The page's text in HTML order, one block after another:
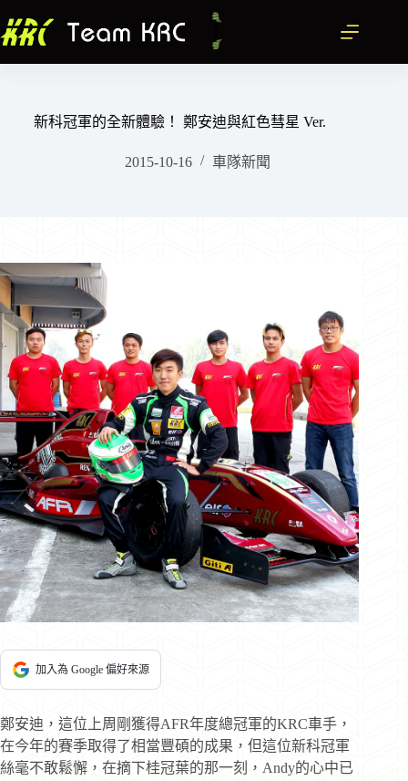
至
新科冠軍的全新體驗！ 鄭安迪與紅色彗星 Ver.
2015-10-16 車隊新聞
加入為 Google 偏好來源
鄭安迪，這位上周剛獲得AFR年度總冠軍的KRC車手，
在今年的賽季取得了相當豐碩的成果，但這位新科冠軍
絲毫不敢鬆懈，在摘下桂冠葉的那一刻，Andy的心中已